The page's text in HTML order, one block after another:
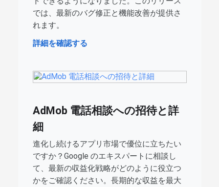
では、最新のバグ修正と機能改善が提供さ
れます。
詳細を確認する
AdMob 電話相談への招待と詳
細
進化し続けるアプリ市場で優位に立ちたい
ですか？Google のエキスパートに相談し
て、最新の収益化戦略がどのように役立つ
かをご確認ください。長期的な収益を最大